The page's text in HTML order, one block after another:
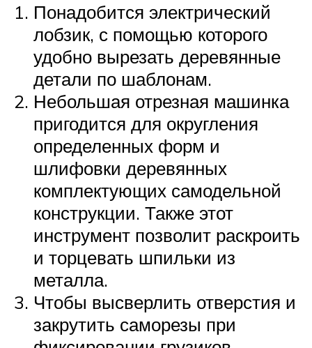
Понадобится электрический
лобзик, с помощью которого
удобно вырезать деревянные
детали по шаблонам.
Небольшая отрезная машинка
пригодится для округления
определенных форм и
шлифовки деревянных
комплектующих самодельной
конструкции. Также этот
инструмент позволит раскроить
и торцевать шпильки из
металла.
Чтобы высверлить отверстия и
закрутить саморезы при